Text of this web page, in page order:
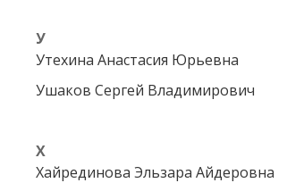
У
Утехина Анастасия Юрьевна
Ушаков Сергей Владимирович
Х
Хайрединова Эльзара Айдеровна